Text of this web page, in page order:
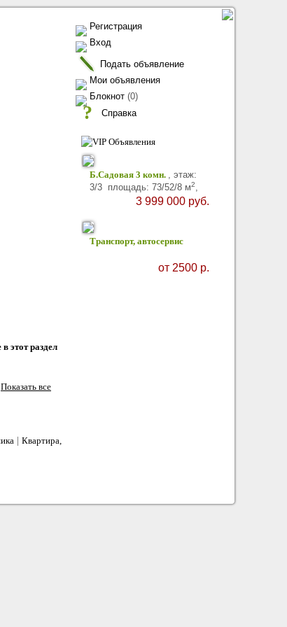
этот раздел
Показать все
| Квартира,
Регистрация
Вход
Подать объявление
Мои объявления
Блокнот (0)
? Справка
Б.Садовая 3 комн. , этаж:
3/3 площадь: 73/52/8 м2,
3 999 000 руб.
Транспорт, автосервис
от 2500 р.